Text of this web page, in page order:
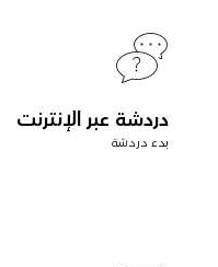
دردشة عبر الإنترنت
بدء دردشة